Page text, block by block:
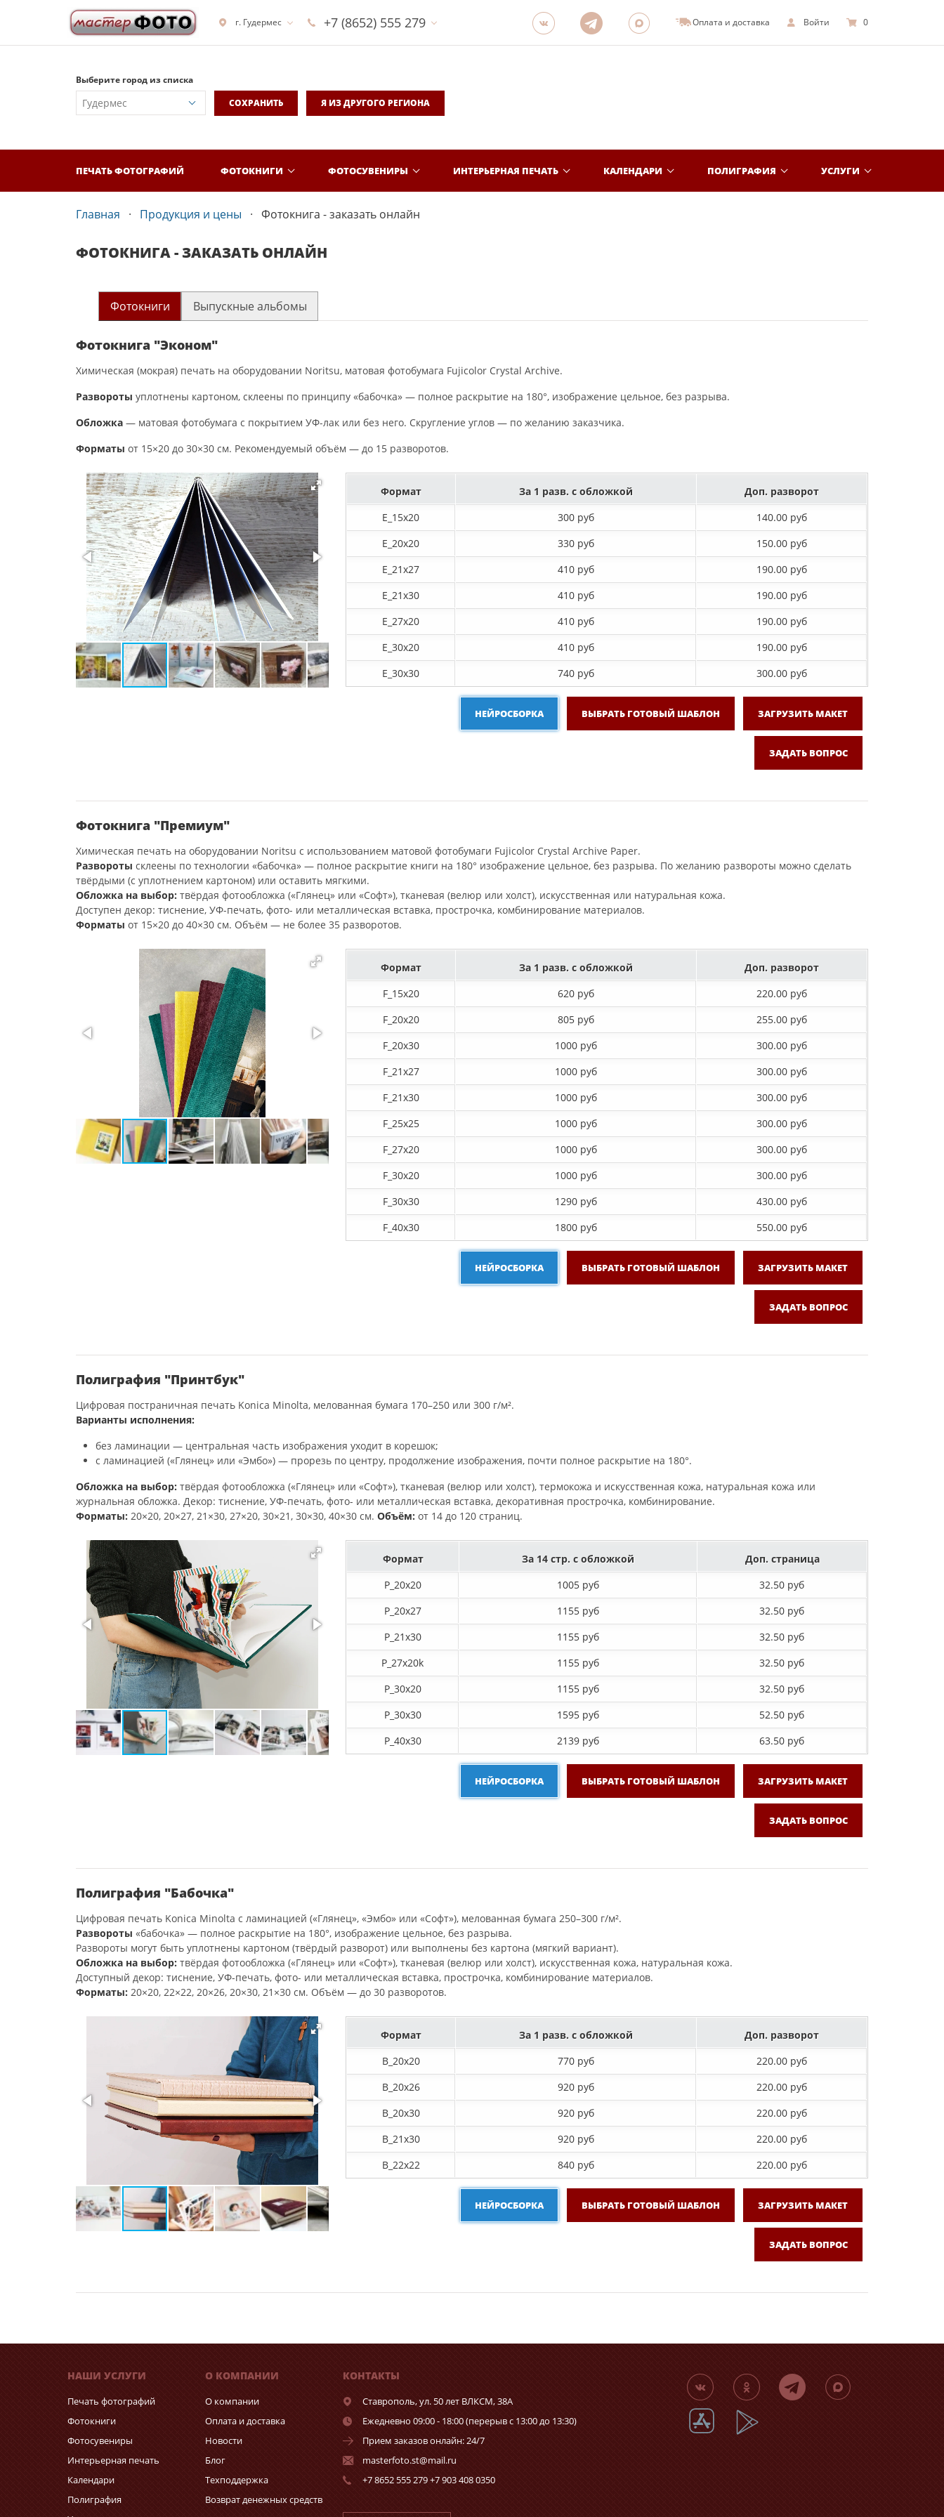
г. Гудермес +7 (8652) 555 279 Оплата и доставка Войти 0
Выберите город из списка
СОХРАНИТЬ
Я ИЗ ДРУГОГО РЕГИОНА
ПЕЧАТЬ ФОТОГРАФИЙ ФОТОКНИГИ ФОТОСУВЕНИРЫ ИНТЕРЬЕРНАЯ ПЕЧАТЬ КАЛЕНДАРИ ПОЛИГРАФИЯ УСЛУГИ
Главная Продукция и цены Фотокнига - заказать онлайн
ФОТОКНИГА - ЗАКАЗАТЬ ОНЛАЙН
Фотокниги Выпускные альбомы
Фотокнига "Эконом"
Химическая (мокрая) печать на оборудовании Noritsu, матовая фотобумага Fujicolor Crystal Archive.
Развороты уплотнены картоном, склеены по принципу «бабочка» — полное раскрытие на 180°, изображение цельное, без разрыва.
Обложка — матовая фотобумага с покрытием УФ-лак или без него. Скругление углов — по желанию заказчика.
Форматы от 15×20 до 30×30 см. Рекомендуемый объём — до 15 разворотов.
Формат За 1 разв. с обложкой
Доп. разворот
E_15х20
300 руб
140.00 руб
E_20х20
330 руб
150.00 руб
E_21х27
410 руб
190.00 руб
E_21х30
410 руб
190.00 руб
E_27x20
410 руб
190.00 руб
E_30x20
410 руб
190.00 руб
E_30х30
740 руб 300.00 руб
НЕЙРОСБОРКА ВЫБРАТЬ ГОТОВЫЙ ШАБЛОН ЗАГРУЗИТЬ МАКЕТ
ЗАДАТЬ ВОПРОС
Фотокнига "Премиум"
Химическая печать на оборудовании Noritsu с использованием матовой фотобумаги Fujicolor Crystal Archive Paper.
Развороты склеены по технологии «бабочка» — полное раскрытие книги на 180° изображение цельное, без разрыва. По желанию развороты можно сделать
твёрдыми (с уплотнением картоном) или оставить мягкими.
Обложка на выбор: твёрдая фотообложка («Глянец» или «Софт»), тканевая (велюр или холст), искусственная или натуральная кожа.
Доступен декор: тиснение, УФ-печать, фото- или металлическая вставка, прострочка, комбинирование материалов.
Форматы от 15×20 до 40×30 см. Объём — не более 35 разворотов.
Формат За 1 разв. с обложкой
Доп. разворот
F_15х20
620 руб
220.00 руб
F_20х20
805 руб
255.00 руб
F_20х30
1000 руб
300.00 руб
F_21х27
1000 руб
300.00 руб
F_21х30
1000 руб
300.00 руб
F_25х25
1000 руб
300.00 руб
F_27x20
1000 руб
300.00 руб
F_30х20
1000 руб
300.00 руб
F_30х30
1290 руб
430.00 руб
F_40x30
1800 руб 550.00 руб
НЕЙРОСБОРКА ВЫБРАТЬ ГОТОВЫЙ ШАБЛОН ЗАГРУЗИТЬ МАКЕТ
ЗАДАТЬ ВОПРОС
Полиграфия "Принтбук"
Цифровая постраничная печать Konica Minolta, мелованная бумага 170–250 или 300 г/м².
Варианты исполнения:
без ламинации — центральная часть изображения уходит в корешок;
с ламинацией («Глянец» или «Эмбо») — прорезь по центру, продолжение изображения, почти полное раскрытие на 180°.
Обложка на выбор: твёрдая фотообложка («Глянец» или «Софт»), тканевая (велюр или холст), термокожа и искусственная кожа, натуральная кожа или
журнальная обложка. Декор: тиснение, УФ-печать, фото- или металлическая вставка, декоративная прострочка, комбинирование.
Форматы: 20×20, 20×27, 21×30, 27×20, 30×21, 30×30, 40×30 см. Объём: от 14 до 120 страниц.
Формат За 14 стр. с обложкой
Доп. страница
P_20х20
1005 руб
32.50 руб
P_20х27
1155 руб
32.50 руб
P_21х30
1155 руб
32.50 руб
P_27х20k
1155 руб
32.50 руб
P_30х20
1155 руб
32.50 руб
P_30х30
1595 руб
52.50 руб
P_40х30
2139 руб 63.50 руб
НЕЙРОСБОРКА ВЫБРАТЬ ГОТОВЫЙ ШАБЛОН ЗАГРУЗИТЬ МАКЕТ
ЗАДАТЬ ВОПРОС
Полиграфия "Бабочка"
Цифровая печать Konica Minolta с ламинацией («Глянец», «Эмбо» или «Софт»), мелованная бумага 250–300 г/м².
Развороты «бабочка» — полное раскрытие на 180°, изображение цельное, без разрыва.
Развороты могут быть уплотнены картоном (твёрдый разворот) или выполнены без картона (мягкий вариант).
Обложка на выбор: твёрдая фотообложка («Глянец» или «Софт»), тканевая (велюр или холст), искусственная кожа, натуральная кожа.
Доступный декор: тиснение, УФ-печать, фото- или металлическая вставка, прострочка, комбинирование материалов.
Форматы: 20×20, 22×22, 20×26, 20×30, 21×30 см. Объём — до 30 разворотов.
Формат За 1 разв. с обложкой
Доп. разворот
B_20х20
770 руб
220.00 руб
B_20х26
920 руб
220.00 руб
B_20х30
920 руб
220.00 руб
B_21х30
920 руб
220.00 руб
B_22х22
840 руб 220.00 руб
НЕЙРОСБОРКА ВЫБРАТЬ ГОТОВЫЙ ШАБЛОН ЗАГРУЗИТЬ МАКЕТ
ЗАДАТЬ ВОПРОС
НАШИ УСЛУГИ
Печать фотографий
Фотокниги
Фотосувениры
Интерьерная печать
Календари
Полиграфия
О КОМПАНИИ
О компании
Оплата и доставка
Новости
Блог
Техподдержка
Возврат денежных средств
КОНТАКТЫ
Ставрополь,ул. 50 лет ВЛКСМ, 38А
Ежедневно 09:00 - 18:00 (перерыв с 13:00 до 13:30)
Прием заказов онлайн: 24/7
masterfoto.st@mail.ru
+7 8652 555 279 +7 903 408 0350